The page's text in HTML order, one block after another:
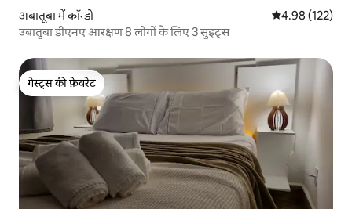
अबातूबा में कॉन्डो औसत रेटिंग 5 में से
4.98 (122)
उबातुबा डीएनए आरक्षण 8 लोगों के लिए 3 सुइट्स
गेस्ट्स की फ़ेवरेट
गेस्ट्स की फ़ेवरेट